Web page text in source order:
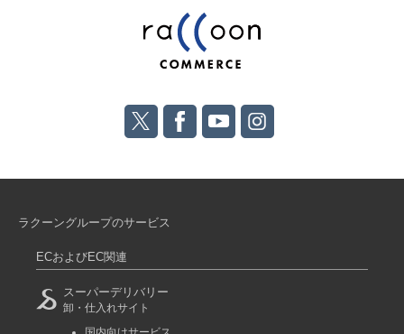
ラクーングループのサービス
ECおよびEC関連
スーパーデリバリー
卸・仕入れサイト